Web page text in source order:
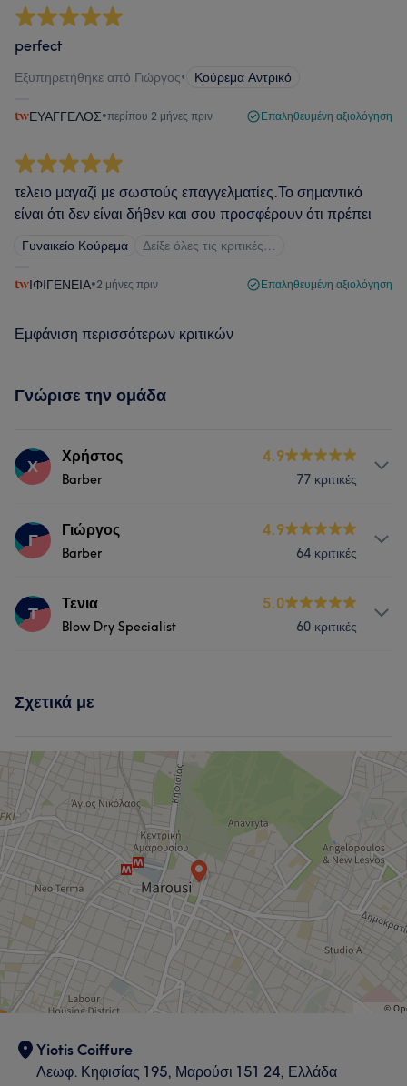
perfect
Εξυπηρετήθηκε από Γιώργος• Κούρεμα Αντρικό
ΕΥΑΓΓΕΛΟΣ•περίπου 2 μήνες πριν Επαληθευμένη αξιολόγηση
τελειο μαγαζί με σωστούς επαγγελματίες.Το σημαντικό
είναι ότι δεν είναι δήθεν και σου προσφέρουν ότι πρέπει
Γυναικείο Κούρεμα Δείξε όλες τις κριτικές…
ΙΦΙΓΕΝΕΙΑ•2 μήνες πριν Επαληθευμένη αξιολόγηση
Εμφάνιση περισσότερων κριτικών
Γνώρισε την ομάδα
Χ Χρήστος
Barber
4.9
77 κριτικές
Υπηρεσίες
Γ Γιώργος
Barber
4.9
64 κριτικές
Υπηρεσίες
Τ Τενια
Blow Dry Specialist
5.0
60 κριτικές
Μαλλιά
Σχετικά με
Yiotis Coiffure
Λεωφ. Κηφισίας 195, Μαρούσι 151 24, Ελλάδα